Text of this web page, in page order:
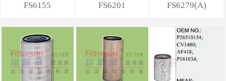
FS6155 FS6201 FS6279(A)